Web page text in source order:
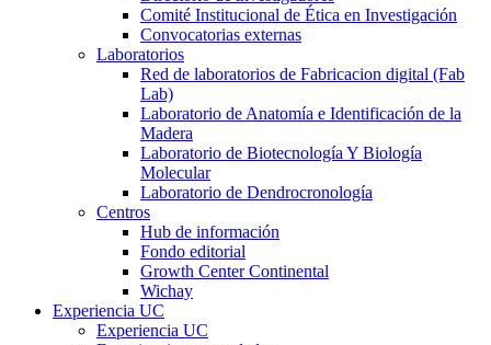
Comité Institucional de Ética en Investigación
Convocatorias externas
Laboratorios
Red de laboratorios de Fabricacion digital (Fab
Lab)
Laboratorio de Anatomía e Identificación de la
Madera
Laboratorio de Biotecnología Y Biología
Molecular
Laboratorio de Dendrocronología
Centros
Hub de información
Fondo editorial
Growth Center Continental
Wichay
Experiencia UC
Experiencia UC